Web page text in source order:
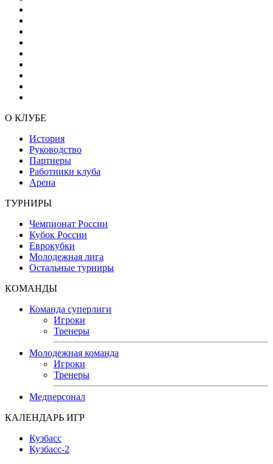
О КЛУБЕ
История
Руководство
Партнеры
Работники клуба
Арена
ТУРНИРЫ
Чемпионат России
Кубок России
Еврокубки
Молодежная лига
Остальные турниры
КОМАНДЫ
Команда суперлиги
Игроки
Тренеры
Молодежная команда
Игроки
Тренеры
Медперсонал
КАЛЕНДАРЬ ИГР
Кузбасс
Кузбасс-2